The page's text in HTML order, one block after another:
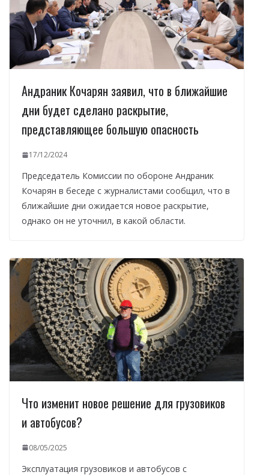
Андраник Кочарян заявил, что в ближайшие
дни будет сделано раскрытие,
представляющее большую опасность
17/12/2024
Председатель Комиссии по обороне Андраник
Кочарян в беседе с журналистами сообщил, что в
ближайшие дни ожидается новое раскрытие,
однако он не уточнил, в какой области.
Что изменит новое решение для грузовиков
и автобусов?
08/05/2025
Эксплуатация грузовиков и автобусов с